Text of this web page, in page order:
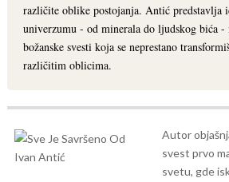
različite oblike postojanja. Antić predstavlja
univerzumu - od minerala do ljudskog bića -
božanske svesti koja se neprestano
različitim oblicima.
Autor
svest prvo
svetu, gde